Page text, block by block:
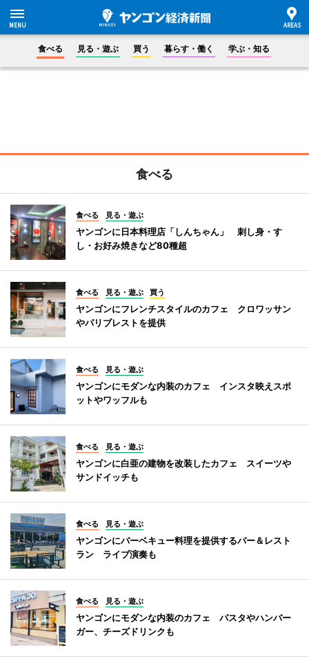
食べる 見る・遊ぶ 買う 暮らす・働く 学ぶ・知る
食べる
食べる 見る・遊ぶ
ヤンゴンに日本料理店「しんちゃん」 刺し身・す
し・お好み焼きなど80種超
食べる 見る・遊ぶ 買う
ヤンゴンにフレンチスタイルのカフェ クロワッサン
やパリブレストを提供
食べる 見る・遊ぶ
ヤンゴンにモダンな内装のカフェ インスタ映えスポ
ットやワッフルも
食べる 見る・遊ぶ
ヤンゴンに白亜の建物を改装したカフェ スイーツや
サンドイッチも
食べる 見る・遊ぶ
ヤンゴンにバーベキュー料理を提供するバー＆レスト
ラン ライブ演奏も
食べる 見る・遊ぶ
ヤンゴンにモダンな内装のカフェ パスタやハンバー
ガー、チーズドリンクも